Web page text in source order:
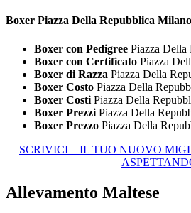
Boxer Piazza Della Repubblica Milano
Boxer con Pedigree Piazza
Boxer con Certificato Piazza
Boxer di Razza Piazza Della
Boxer Costo Piazza Della
Boxer Costi Piazza Della
Boxer Prezzi Piazza Della
Boxer Prezzo Piazza Della
SCRIVICI – IL TUO NUOVO
Allevamento Maltese